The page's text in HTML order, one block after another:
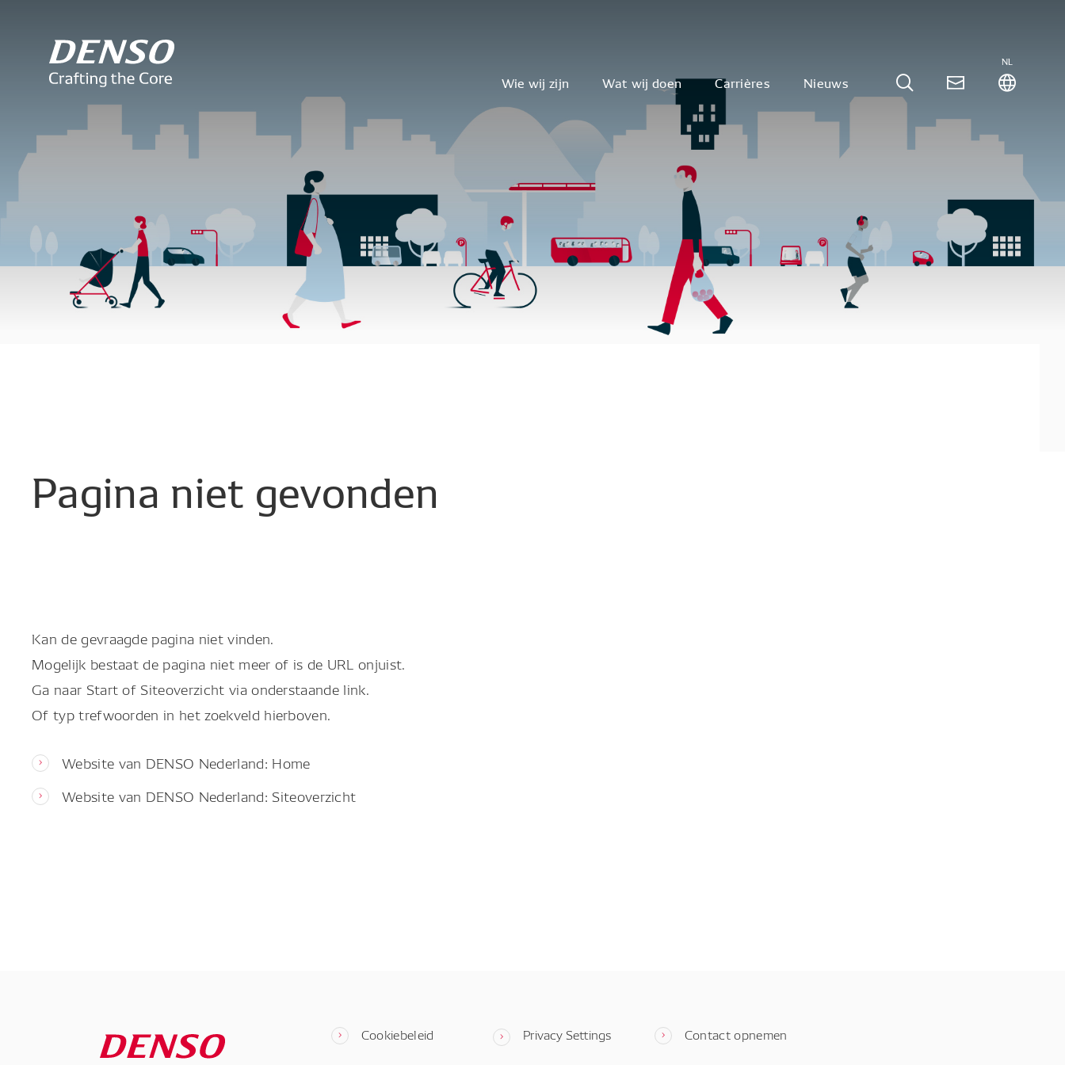
Wie wij zijn Wat wij doen Carrières Nieuws
NL
Pagina niet gevonden
Kan de gevraagde pagina niet vinden.
Mogelijk bestaat de pagina niet meer of is de URL onjuist.
Ga naar Start of Siteoverzicht via onderstaande link.
Of typ trefwoorden in het zoekveld hierboven.
Website van DENSO Nederland: Home
Website van DENSO Nederland: Siteoverzicht
Cookiebeleid Privacy Settings Contact opnemen